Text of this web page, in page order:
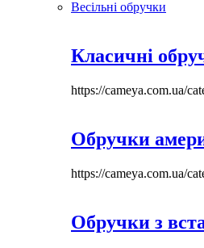
Весільні обручки
Класичні
https://cameya.com.ua/
Обручки
https://cameya.com.ua/
Обручки з